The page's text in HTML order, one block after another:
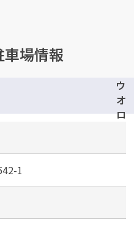
車場情報
ウ
オ
ロ
上
駐
場
1